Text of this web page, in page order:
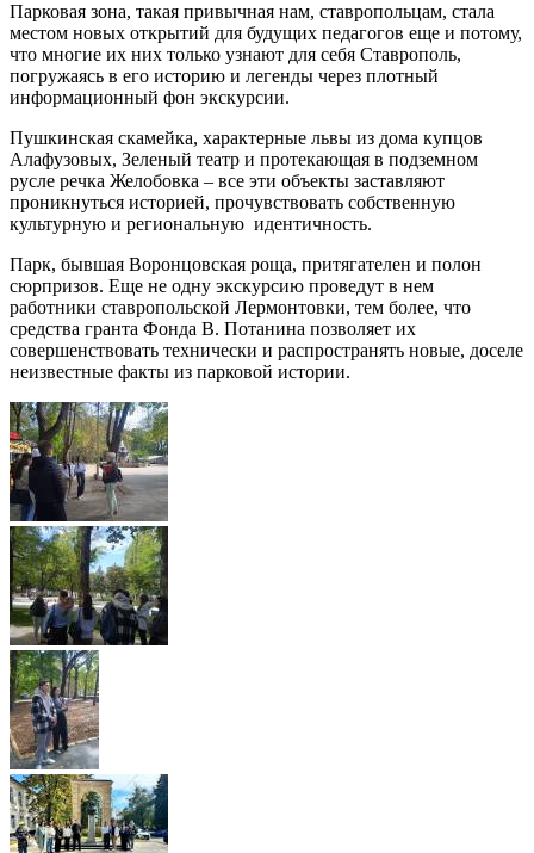
Парковая зона, такая привычная нам, ставропольцам, стала
местом новых открытий для будущих педагогов еще и потому,
что многие их них только узнают для себя Ставрополь,
погружаясь в его историю и легенды через плотный
информационный фон экскурсии.
Пушкинская скамейка, характерные львы из дома купцов
Алафузовых, Зеленый театр и протекающая в подземном
русле речка Желобовка – все эти объекты заставляют
проникнуться историей, прочувствовать собственную
культурную и региональную идентичность.
Парк, бывшая Воронцовская роща, притягателен и полон
сюрпризов. Еще не одну экскурсию проведут в нем
работники ставропольской Лермонтовки, тем более, что
средства гранта Фонда В. Потанина позволяет их
совершенствовать технически и распространять новые, доселе
неизвестные факты из парковой истории.